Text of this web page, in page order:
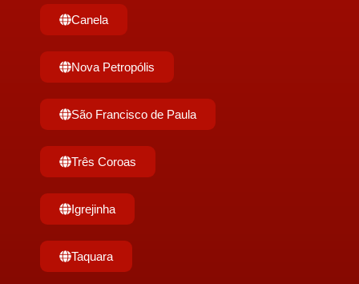
Canela
Nova Petropólis
São Francisco de Paula
Três Coroas
Igrejinha
Taquara